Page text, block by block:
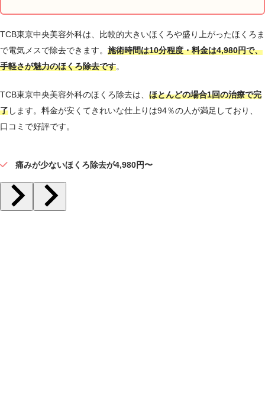
スク）
まれに起
用（リス
ク）
TCB東京中央美容外科は、比較的大きいほくろや盛り上がったほくろま
で電気メスで除去できます。 施術時間は10分程度・料金は4,980円で、
手軽さが魅力のほくろ除去です。
TCB東京中央美容外科のほくろ除去は、 ほとんどの場合1回の治療で完
了します。料金が安くてきれいな仕上りは94％の人が満足しており、
口コミで好評です。
痛みが少ないほくろ除去が4,980円〜